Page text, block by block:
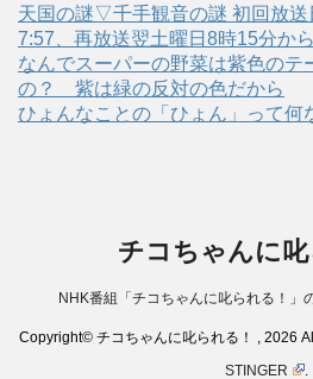
天国の謎▽千手観音の謎 初回放送
7:57、再放送翌土曜日8時15分から
なんでスーパーの野菜は紫色のテ
の？ 紫は緑の反対の色だから
ひょんなことの「ひょん」って
チコちゃんに叱
NHK番組「チコちゃんに叱られる！」
Copyright© チコちゃんに叱られる！ , 2026
STINGER
.